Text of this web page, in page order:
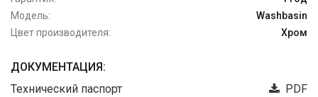
Модель:
Washbasin
Цвет производителя:
Хром
ДОКУМЕНТАЦИЯ:
Технический паспорт
PDF